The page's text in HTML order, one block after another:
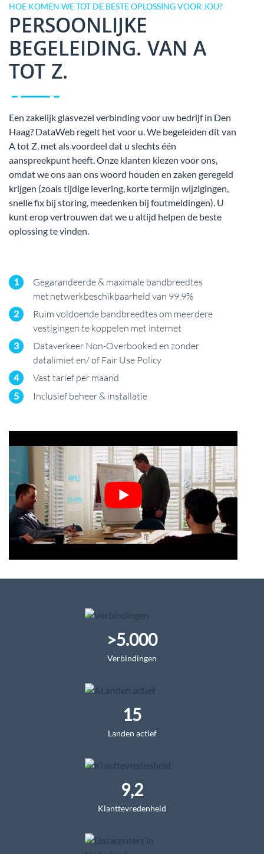
HOE KOMEN WE TOT DE BESTE OPLOSSING VOOR JOU?
PERSOONLIJKE
BEGELEIDING. VAN A
TOT Z.
Een zakelijk glasvezel verbinding voor uw bedrijf in Den
Haag? DataWeb regelt het voor u. We begeleiden dit van
A tot Z, met als voordeel dat u slechts één
aanspreekpunt heeft. Onze klanten kiezen voor ons,
omdat we ons aan ons woord houden en zaken geregeld
krijgen (zoals tijdige levering, korte termijn wijzigingen,
snelle fix bij storing, meedenken bij foutmeldingen). U
kunt erop vertrouwen dat we u altijd helpen de beste
oplossing te vinden.
1
Gegarandeerde & maximale bandbreedtes
met netwerkbeschikbaarheid van 99,9%
2
Ruim voldoende bandbreedtes om meerdere
vestigingen te koppelen met internet
3
Dataverkeer Non-Overbooked en zonder
datalimiet en/ of Fair Use Policy
4 Vast tarief per maand
5 Inclusief beheer & installatie
>5.000
Verbindingen
15
Landen actief
9,2
Klanttevredenheid